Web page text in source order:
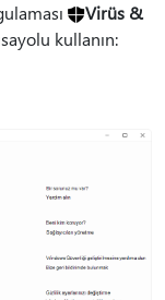
Virüs &
kullanın: